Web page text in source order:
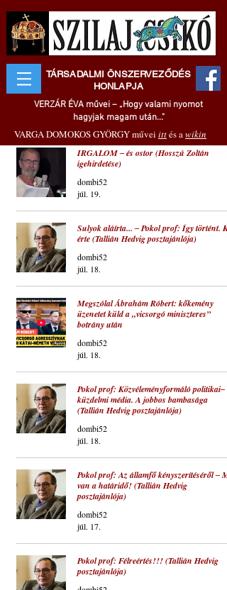
TÁRSADALMI ÖNSZERVEZŐDÉS
HONLAPJA
VERZÁR ÉVA művei – „Hogy valami nyomot
hagyjak magam után..."
VARGA DOMOKOS GYÖRGY művei ittés awikin
IRGALOM ‒ és ostor (Hosszú Zoltán
igehirdetése)
dombi52
júl. 19.
Sulyok aláírta... ‒ Pokol prof: Így történt.
érte (Tallián Hedvig posztajánlója)
dombi52
júl. 18.
Megszólal Ábrahám Róbert: kőkemény
üzenetet küld a „vicsorgó miniszteres”
botrány után
dombi52
júl. 18.
Pokol prof: Közvéleményformáló politikai‒
küzdelmi média. A jobbos bambasága
(Tallián Hedvig posztajánlója)
dombi52
júl. 18.
Pokol prof: Az államfő kényszerítéséről ‒
van a határidő! (Tallián Hedvig
posztajánlója)
dombi52
júl. 17.
Pokol prof: Félreértés!!! (Tallián Hedvig
posztajánlója)